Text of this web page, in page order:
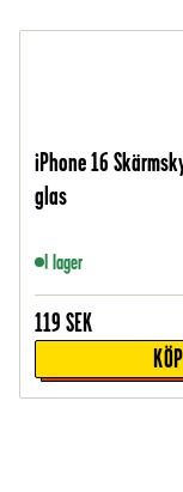
iPhone 16
glas
I lager
119 SEK
KÖP